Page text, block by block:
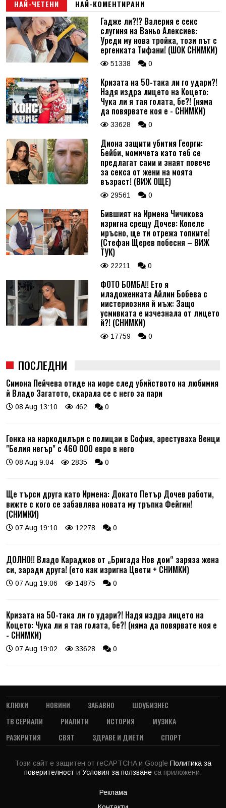
НАЙ-ЧЕТЕНИ НАЙ-КОМЕНТИРАНИ
Гадже ли?!? Валерия е секс
слугиня на Ваньо Алексиев:
Уреди му нова тройка, този път с
ергенката Тифани! (ШОК СНИМКИ)
51338 0
Кризата на 50-така ли го удари?!
Надя издра лицето на Коцето:
Чука ли я тая голата, бе?! (няма
да повярвате коя е - СНИМКИ)
33628 0
Диона защити убития Георги:
Бейби, момичета като теб се
предлагат сами и знаят повече
за секса от жени на моята
възраст! (ВИЖ ОЩЕ)
29561 0
Бившият на Ирмена Чичикова
изригна срещу Дочев: Копеле
мръсно, ще ти отрежа топките!
(Стефан Щерев побесня – ВИЖ
ТУК)
22211 0
ФОТО БОМБА!! Ето я
младоженката Айлин Бобева с
мистериозния й мъж: Защо
усмивката е изчезнала от лицето
й?! (СНИМКИ)
17759 0
ПОСЛЕДНИ
Симона Пейчева отиде на море след убийството на любимия
й Владо Загатото, скарала се с него за пари
08 Aug 13:10 462 0
Гонка на наркодилъри с полицаи в София, арестуваха Венци
"Белия негър" с 460 000 евро в него
08 Aug 9:04 2835 0
Ще търси друга като Ирмена: Докато Петър Дочев работи,
вижте с кого се забавлява новата му тръпка Фейгин!
(СНИМКИ)
07 Aug 19:10 12278 0
ДОЛНО!! Владо Караджов от „Бригада Нов дом“ заряза жена
си, заради друга! (ето как изригна Цвети + СНИМКИ)
07 Aug 19:06 14875 0
Кризата на 50-така ли го удари?! Надя издра лицето на
Коцето: Чука ли я тая голата, бе?! (няма да повярвате коя е
- СНИМКИ)
07 Aug 19:02 33628 0
КЛЮКИ НОВИНИ ЗАБАВНО
ШОУБИЗНЕС
ТВ СЕРИАЛИ
РИАЛИТИ ИСТОРИЯ
МУЗИКА
РАЗКРИТИЯ
СВЯТ ЗДРАВЕ И ДИЕТИ СПОРТ
Този сайт е защитен от reCAPTCHA и Google Политика за
поверителност и Условия за ползване са приложени.
Реклама